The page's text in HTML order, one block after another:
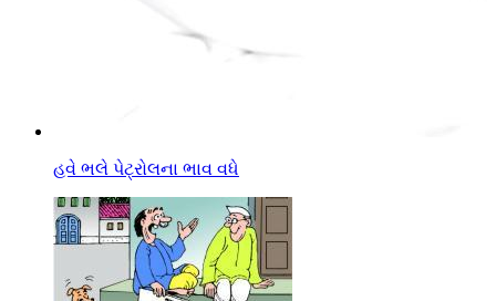
હવે ભલે પેટ્રોલના ભાવ વધે